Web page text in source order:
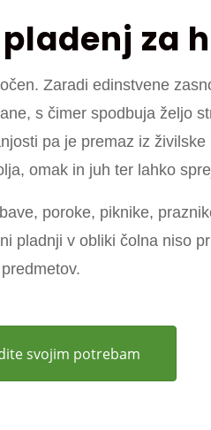
za
Zaradi edinstvene
s čimer spodbuja željo
pa je premaz iz
omak in juh ter lahko
poroke, piknike,
pladnji v obliki čolna niso
svojim potrebam